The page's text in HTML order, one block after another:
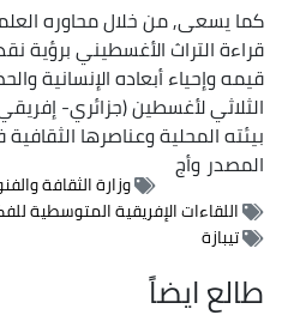
كما يسعى, من خلال محاوره
قراءة التراث الأغسطيني برؤية
قيمه وإحياء أبعاده الإنسانية
الثلاثي لأغسطين (جزائري-
بيئته المحلية وعناصرها
المصدروأج
وزارة الثقافة والفنون
اللقاءات الإفريقية المتوسطية للفكر
تيبازة
طالع ايضاً